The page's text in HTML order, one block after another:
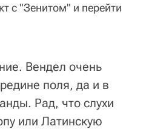
с "Зенитом" и перейти
Вендел очень
поля, да и в
Рад, что слухи
или Латинскую